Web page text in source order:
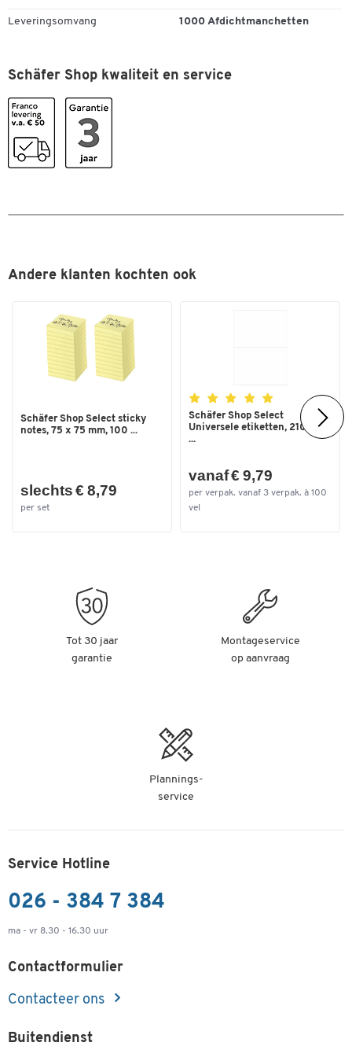
Leveringsomvang 1000 Afdichtmanchetten
Schäfer Shop kwaliteit en service
Andere klanten kochten ook
Schäfer Shop Select sticky
notes, 75 x 75 mm, 100 ...
slechts € 8,79
per set
Schäfer Shop Select
Universele etiketten, 210,0 x
...
vanaf € 9,79
per verpak. vanaf 3 verpak. à 100
vel
Dubbelklik om in te zoomen
Tot 30 jaar
garantie
Montageservice
op aanvraag
Plannings-
service
Service Hotline
026 - 384 7 384
ma - vr 8.30 - 16.30 uur
Contactformulier
Contacteer ons
Buitendienst